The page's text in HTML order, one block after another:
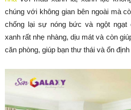
chúng với không gian bên ngoài mà
chống lại sự nóng bức và ngột ngạt
xanh rất nhẹ nhàng, dịu mát và còn
căn phòng, giúp bạn thư thái và ổn